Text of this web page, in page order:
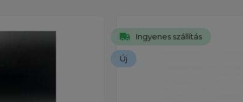
Ingyenes szállítás
Új